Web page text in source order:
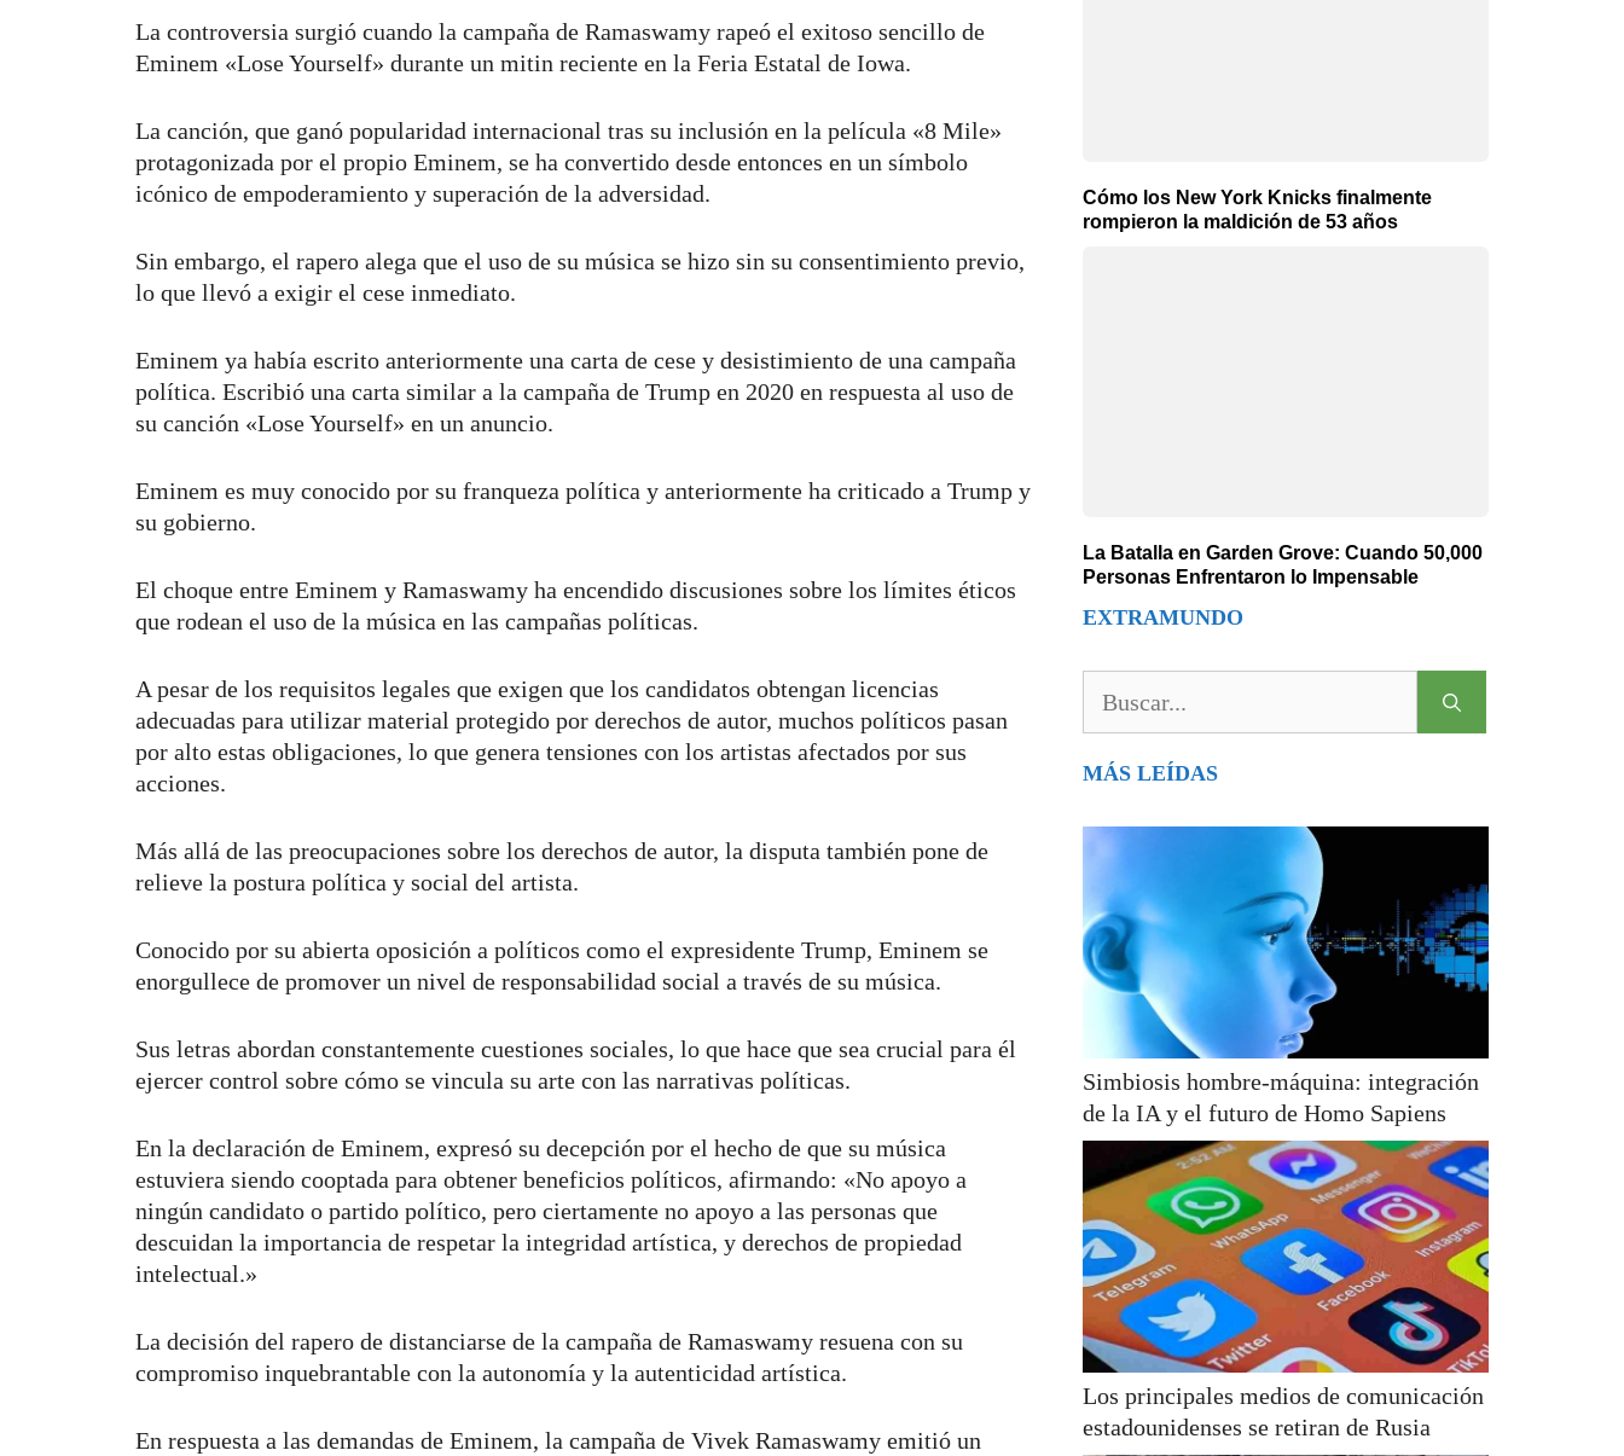
La controversia surgió cuando la campaña de Ramaswamy rapeó el exitoso sencillo de
Eminem «Lose Yourself» durante un mitin reciente en la Feria Estatal de Iowa.
La canción, que ganó popularidad internacional tras su inclusión en la película «8 Mile»
protagonizada por el propio Eminem, se ha convertido desde entonces en un símbolo
icónico de empoderamiento y superación de la adversidad.
Sin embargo, el rapero alega que el uso de su música se hizo sin su consentimiento previo,
lo que llevó a exigir el cese inmediato.
Eminem ya había escrito anteriormente una carta de cese y desistimiento de una campaña
política. Escribió una carta similar a la campaña de Trump en 2020 en respuesta al uso de
su canción «Lose Yourself» en un anuncio.
Eminem es muy conocido por su franqueza política y anteriormente ha criticado a Trump y
su gobierno.
El choque entre Eminem y Ramaswamy ha encendido discusiones sobre los límites éticos
que rodean el uso de la música en las campañas políticas.
A pesar de los requisitos legales que exigen que los candidatos obtengan licencias
adecuadas para utilizar material protegido por derechos de autor, muchos políticos pasan
por alto estas obligaciones, lo que genera tensiones con los artistas afectados por sus
acciones.
Más allá de las preocupaciones sobre los derechos de autor, la disputa también pone de
relieve la postura política y social del artista.
Conocido por su abierta oposición a políticos como el expresidente Trump, Eminem se
enorgullece de promover un nivel de responsabilidad social a través de su música.
Sus letras abordan constantemente cuestiones sociales, lo que hace que sea crucial para él
ejercer control sobre cómo se vincula su arte con las narrativas políticas.
En la declaración de Eminem, expresó su decepción por el hecho de que su música
estuviera siendo cooptada para obtener beneficios políticos, afirmando: «No apoyo a
ningún candidato o partido político, pero ciertamente no apoyo a las personas que
descuidan la importancia de respetar la integridad artística, y derechos de propiedad
intelectual.»
La decisión del rapero de distanciarse de la campaña de Ramaswamy resuena con su
compromiso inquebrantable con la autonomía y la autenticidad artística.
En respuesta a las demandas de Eminem, la campaña de Vivek Ramaswamy emitió un
Cómo los New York Knicks finalmente
rompieron la maldición de 53 años
La Batalla en Garden Grove: Cuando 50,000
Personas Enfrentaron lo Impensable
EXTRAMUNDO
MÁS LEÍDAS
Simbiosis hombre-máquina: integración
de la IA y el futuro de Homo Sapiens
Los principales medios de comunicación
estadounidenses se retiran de Rusia